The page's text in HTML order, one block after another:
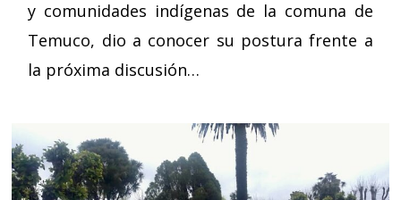
y comunidades indígenas de la comuna de
Temuco, dio a conocer su postura frente a
la próxima discusión…